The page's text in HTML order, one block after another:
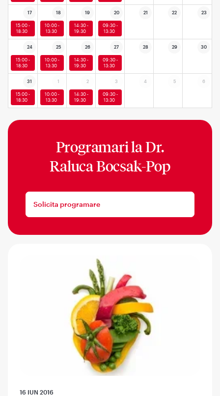
17 18 19 20 21 22 23
15:00 -
18:30
10:00 -
13:30
14:30 -
19:30
09:30 -
13:30
24 25 26 27 28 29 30
15:00 -
18:30
10:00 -
13:30
14:30 -
19:30
09:30 -
13:30
31 1 2 3 4 5 6
15:00 -
18:30
10:00 -
13:30
14:30 -
19:30
09:30 -
13:30
Programari laDr.
Raluca Bocsak-Pop
Solicita programare
16 IUN 2016